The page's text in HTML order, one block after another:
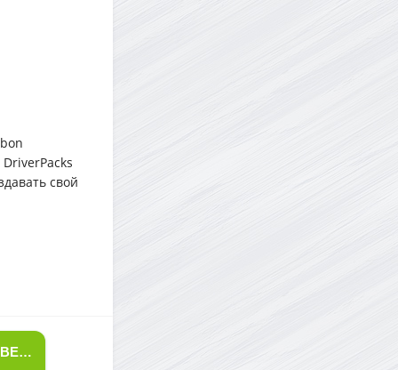
свой
СКАЧАТЬ ТОРРЕНТ SAMDRIVERS 21.5 - СБОРНИК ДРАЙВЕРОВ ДЛЯ WINDOWS (ОТ 03.06.2021)